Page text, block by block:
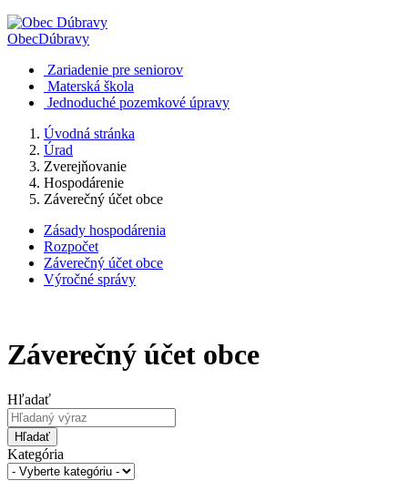
ObecDúbravy
Zariadenie pre seniorov
Materská škola
Jednoduché pozemkové úpravy
Úvodná stránka
Úrad
Zverejňovanie
Hospodárenie
Záverečný účet obce
Zásady hospodárenia
Rozpočet
Záverečný účet obce
Výročné správy
Záverečný účet obce
Hľadať
Hľadať
Kategória